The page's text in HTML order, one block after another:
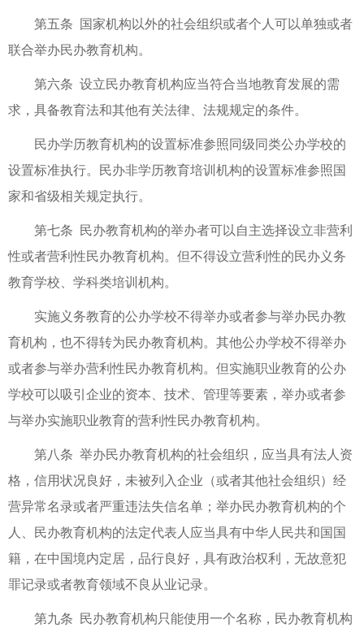
第五条 国家机构以外的社会组织或者个人可以单独或者
联合举办民办教育机构。
第六条 设立民办教育机构应当符合当地教育发展的需
求，具备教育法和其他有关法律、法规规定的条件。
民办学历教育机构的设置标准参照同级同类公办学校的
设置标准执行。民办非学历教育培训机构的设置标准参照国
家和省级相关规定执行。
第七条 民办教育机构的举办者可以自主选择设立非营利
性或者营利性民办教育机构。但不得设立营利性的民办义务
教育学校、学科类培训机构。
实施义务教育的公办学校不得举办或者参与举办民办教
育机构，也不得转为民办教育机构。其他公办学校不得举办
或者参与举办营利性民办教育机构。但实施职业教育的公办
学校可以吸引企业的资本、技术、管理等要素，举办或者参
与举办实施职业教育的营利性民办教育机构。
第八条 举办民办教育机构的社会组织，应当具有法人资
格，信用状况良好，未被列入企业（或者其他社会组织）经
营异常名录或者严重违法失信名单；举办民办教育机构的个
人、民办教育机构的法定代表人应当具有中华人民共和国国
籍，在中国境内定居，品行良好，具有政治权利，无故意犯
罪记录或者教育领域不良从业记录。
第九条 民办教育机构只能使用一个名称，民办教育机构